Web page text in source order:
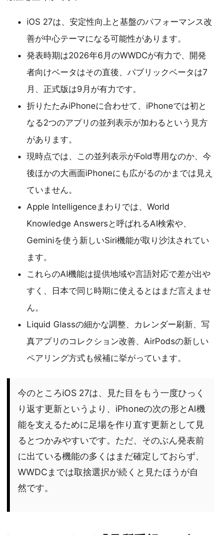
iOS 27は、安定性向上と基盤のパフォーマンス改
善が中心テーマになる可能性があります。
発表時期は2026年6月のWWDCが有力で、開発
者向けベータはその直後、パブリックベータは7
月、正式版は9月が有力です。
折りたたみiPhoneに合わせて、iPhoneでは初と
なる2つのアプリの並列表示が加わるという見方
があります。
現時点では、この並列表示がFold専用なのか、今
後ほかの大画面iPhoneにも広がるのかまでは見え
ていません。
Apple Intelligenceまわりでは、World
Knowledge Answersと呼ばれるAI検索や、
Geminiを使う新しいSiri機能が取り沙汰されてい
ます。
これらのAI機能は提供地域や言語対応で差が出や
すく、日本で同じ時期に使えるとはまだ言えませ
ん。
Liquid Glassの細かな調整、カレンダー刷新、写
真アプリのコレクション改善、AirPodsの新しい
ペアリング方式も候補に挙がっています。
今のところiOS 27は、見た目をもう一度ひっく
り返す更新というより、iPhoneの次の形とAI機
能を支えるために足場を作り直す更新として見
るとつかみやすいです。ただ、そのぶん発表前
に出ている機能の多くはまだ確定しておらず、
WWDCまでは取捨選択が続くと見たほうが自
然です。